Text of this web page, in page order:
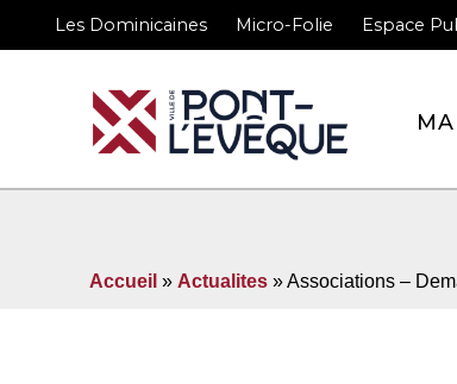
Les Dominicaines Micro-Folie Espace
Accueil » Actualites » Associations –